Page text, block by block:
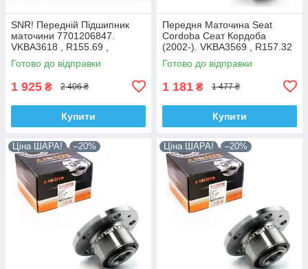
SNR! Передній Підшипник
маточини 7701206847.
VKBA3618 , R155.69 ,
713644120. Франція!
Готово до відправки
1 925 ₴ 2 406 ₴
Купити
Передня Маточина Seat
Cordoba Сеат Кордоба
(2002-). VKBA3569 , R157.32
, 713610470. Shafer Австрія
Готово до відправки
1 181 ₴ 1 477 ₴
Купити
Ціна ШАРА! –20% Ціна ШАРА! –20%